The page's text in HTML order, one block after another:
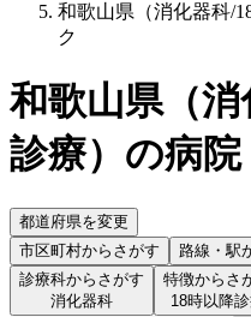
和歌山県（消化器科/
ク
和歌山県（消
診療） の病
都道府県を変更
市区町村からさがす 路線・駅
診療科からさがす
消化器科
特徴からさ
18時以降